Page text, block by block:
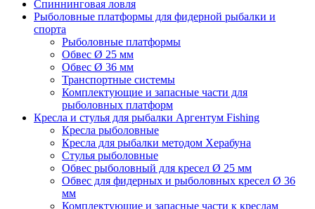
Спиннинговая ловля
Рыболовные платформы для фидерной рыбалки и
спорта
Рыболовные платформы
Обвес Ø 25 мм
Обвес Ø 36 мм
Транспортные системы
Комплектующие и запасные части для
рыболовных платформ
Кресла и стулья для рыбалки Аргентум Fishing
Кресла рыболовные
Кресла для рыбалки методом Херабуна
Стулья рыболовные
Обвес рыболовный для кресел Ø 25 мм
Обвес для фидерных и рыболовных кресел Ø 36
мм
Комплектующие и запасные части к креслам